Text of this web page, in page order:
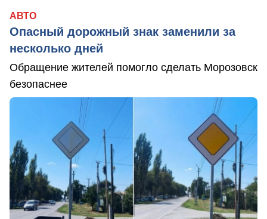
АВТО
Опасный дорожный знак заменили за
несколько дней
Обращение жителей помогло сделать Морозовск
безопаснее